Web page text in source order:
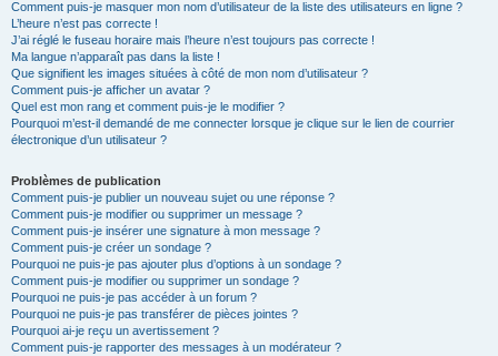
Comment puis-je masquer mon nom d’utilisateur de la liste des utilisateurs en ligne ?
L’heure n’est pas correcte !
J’ai réglé le fuseau horaire mais l’heure n’est toujours pas correcte !
Ma langue n’apparaît pas dans la liste !
Que signifient les images situées à côté de mon nom d’utilisateur ?
Comment puis-je afficher un avatar ?
Quel est mon rang et comment puis-je le modifier ?
Pourquoi m’est-il demandé de me connecter lorsque je clique sur le lien de courrier
électronique d’un utilisateur ?
Problèmes de publication
Comment puis-je publier un nouveau sujet ou une réponse ?
Comment puis-je modifier ou supprimer un message ?
Comment puis-je insérer une signature à mon message ?
Comment puis-je créer un sondage ?
Pourquoi ne puis-je pas ajouter plus d’options à un sondage ?
Comment puis-je modifier ou supprimer un sondage ?
Pourquoi ne puis-je pas accéder à un forum ?
Pourquoi ne puis-je pas transférer de pièces jointes ?
Pourquoi ai-je reçu un avertissement ?
Comment puis-je rapporter des messages à un modérateur ?